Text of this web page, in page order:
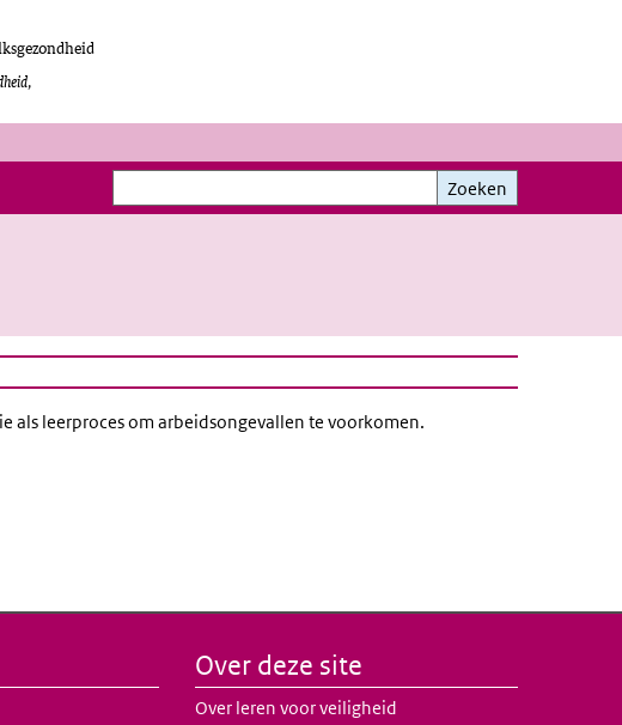
Zoeken
Zoeken
als leerproces om arbeidsongevallen te voorkomen.
Over deze site
Over leren voor veiligheid